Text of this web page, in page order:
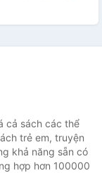
cả sách các thể
trẻ em, truyện
khả năng sẵn có
hợp hơn 100000